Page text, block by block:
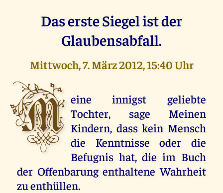
Das erste Siegel ist der
Glaubensabfall.
Mittwoch, 7. März 2012, 15:40 Uhr
M eine innigst geliebte
Tochter, sage Meinen
Kindern, dass kein Mensch
die Kenntnisse oder die
Befugnis hat, die im Buch
der Offenbarung enthaltene Wahrheit
zu enthüllen.